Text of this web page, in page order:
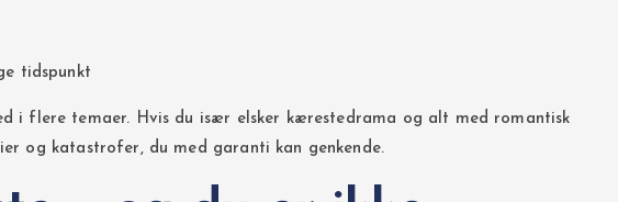
tidspunkt
i flere temaer. Hvis du især elsker kærestedrama og alt med romantisk
og katastrofer, du med garanti kan genkende.